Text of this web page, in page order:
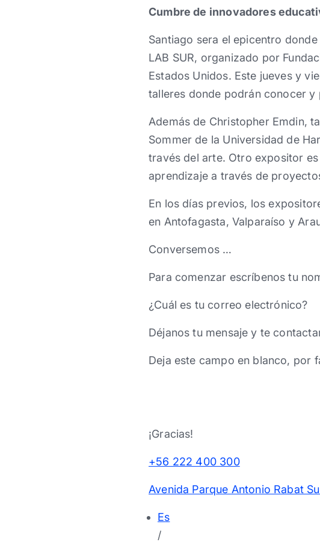
Cumbre de innovadores
Santiago sera el epicentro
LAB SUR, organizado por
Estados Unidos. Este jueves y
talleres donde podrán conocer
Además de Christopher Emdin,
Sommer de la Universidad de
través del arte. Otro expositor
aprendizaje a través de
En los días previos, los
en Antofagasta, Valparaíso y
Conversemos …
Para comenzar escríbenos tu
¿Cuál es tu correo electrónico?
Déjanos tu mensaje y te
Deja este campo en blanco, por
¡Gracias!
+56 222 400 300
Avenida Parque Antonio Rabat
Es
/